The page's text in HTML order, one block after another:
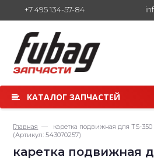
+7 495 134-57-84
КАТАЛОГ ЗАПЧАСТЕЙ
Главная — каретка подвижная для TS-350
(Артикул: 543070257)
каретка подвижная